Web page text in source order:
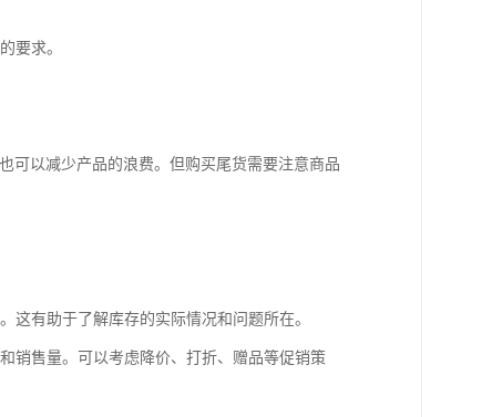
要求。
可以减少产品的浪费。但购买尾货需要注意商品
这有助于了解库存的实际情况和问题所在。
销售量。可以考虑降价、打折、赠品等促销策